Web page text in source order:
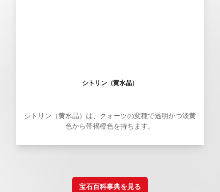
シトリン（黄水晶）
シトリン（黄水晶）は、クォーツの変種で透明かつ淡黄
色から帯褐橙色を持ちます。
宝石百科事典を見る